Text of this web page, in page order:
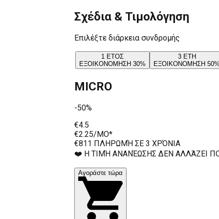
Σχέδια & Τιμολόγηση
Επιλέξτε διάρκεια συνδρομής
1 ΕΤΟΣ
ΕΞΟΙΚΟΝΟΜΗΣΗ 30%
3 ΕΤΗ
ΕΞΟΙΚΟΝΟΜΗΣΗ
MICRO
-50%
€4.5
€2.25/MO*
€811 ΠΛΗΡΩΜΉ ΣΕ 3 ΧΡΌΝΙΑ
❤️ Η ΤΙΜΉ ΑΝΑΝΈΩΣΗΣ ΔΕΝ ΑΛΛΆΖΕΙ
Αγοράστε τώρα